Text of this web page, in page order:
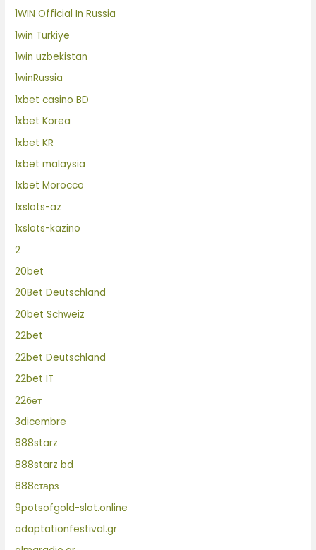
1WIN Official In Russia
1win Turkiye
1win uzbekistan
1winRussia
1xbet casino BD
1xbet Korea
1xbet KR
1xbet malaysia
1xbet Morocco
1xslots-az
1xslots-kazino
2
20bet
20Bet Deutschland
20bet Schweiz
22bet
22bet Deutschland
22bet IT
22бет
3dicembre
888starz
888starz bd
888старз
9potsofgold-slot.online
adaptationfestival.gr